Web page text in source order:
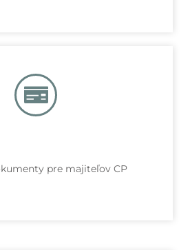
pre majiteľov CP